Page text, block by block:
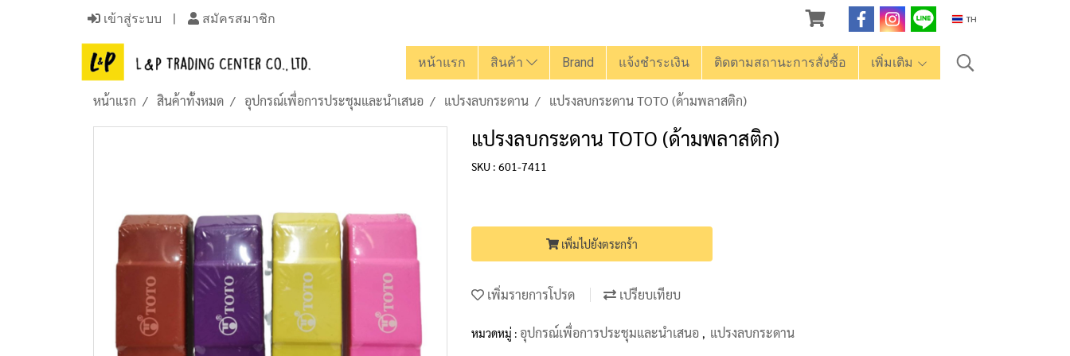
เข้าสู่ระบบ สมัครสมาชิก TH
หน้าแรก สินค้า Brand แจ้งชำระเงิน ติดตามสถานะการสั่งซื้อ เพิ่มเติม
หน้าแรก สินค้าทั้งหมด อุปกรณ์เพื่อการประชุมและนำเสนอ แปรงลบกระดาน แปรงลบกระดาน TOTO (ด้ามพลาสติก)
แปรงลบกระดาน TOTO (ด้ามพลาสติก)
SKU : 601-7411
เพิ่มไปยังตระกร้า
เพิ่มรายการโปรด เปรียบเทียบ
หมวดหมู่ : อุปกรณ์เพื่อการประชุมและนำเสนอ , แปรงลบกระดาน